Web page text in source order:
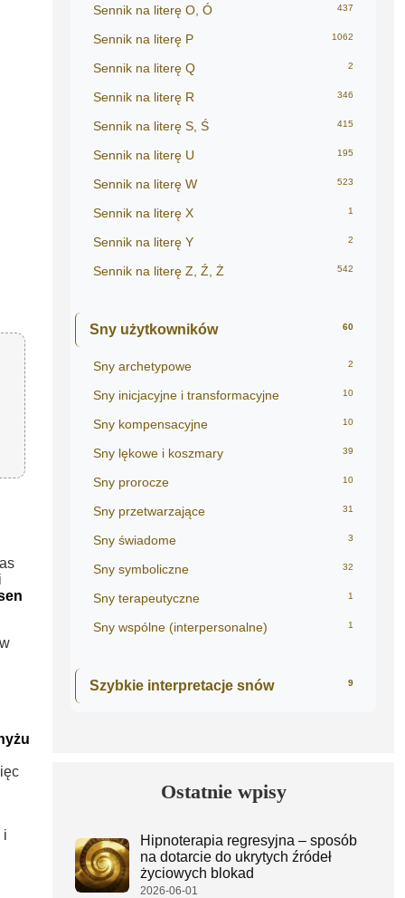
i
Sennik na literę O, Ó 437
Sennik na literę P 1062
Sennik na literę Q 2
Sennik na literę R 346
Sennik na literę S, Ś 415
Sennik na literę U 195
Sennik na literę W 523
Sennik na literę X 1
Sennik na literę Y 2
Sennik na literę Z, Ź, Ż 542
Sny użytkowników 60
Sny archetypowe 2
Sny inicjacyjne i transformacyjne 10
Sny kompensacyjne 10
Sny lękowe i koszmary 39
Sny prorocze 10
Sny przetwarzające 31
Sny świadome 3
Sny symboliczne 32
Sny terapeutyczne 1
Sny wspólne (interpersonalne) 1
Szybkie interpretacje snów 9
Ostatnie wpisy
Hipnoterapia regresyjna – sposób
na dotarcie do ukrytych źródeł
życiowych blokad
2026-06-01